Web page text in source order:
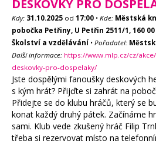
DESKOVKY PRO
Kdy: 31.10.2025 od 17:00 • Kde: Městská
pobočka Petřiny, U Petřin 2511/1, 160
Školství a vzdělávání • Pořadatel:
Další informace: https://www.mlp.cz/cz/
deskovky-pro-dospelaky/
Jste dospělými fanoušky deskových
s kým hrát? Přijďte si zahrát na
Přidejte se do klubu hráčů, který se
konat každý druhý pátek. Začínáme
sami. Klub vede zkušený hráč Filip
třeba si rezervovat místo na